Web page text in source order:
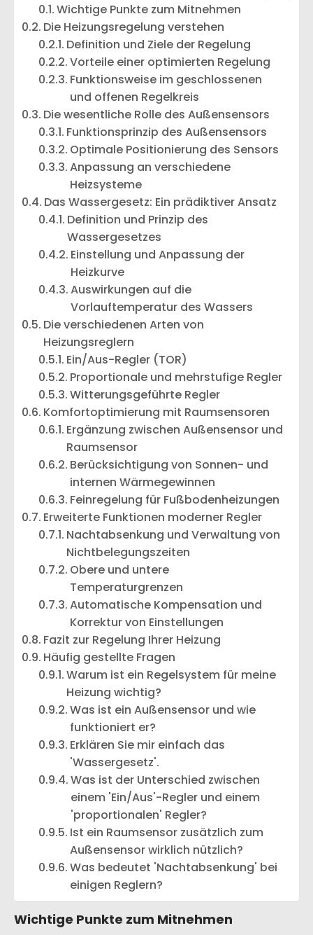
Wichtige Punkte zum Mitnehmen
Die Heizungsregelung verstehen
Definition und Ziele der Regelung
Vorteile einer optimierten Regelung
Funktionsweise im geschlossenen
und offenen Regelkreis
Die wesentliche Rolle des Außensensors
Funktionsprinzip des Außensensors
Optimale Positionierung des Sensors
Anpassung an verschiedene
Heizsysteme
Das Wassergesetz: Ein prädiktiver Ansatz
Definition und Prinzip des
Wassergesetzes
Einstellung und Anpassung der
Heizkurve
Auswirkungen auf die
Vorlauftemperatur des Wassers
Die verschiedenen Arten von
Heizungsreglern
Ein/Aus-Regler (TOR)
Proportionale und mehrstufige Regler
Witterungsgeführte Regler
Komfortoptimierung mit Raumsensoren
Ergänzung zwischen Außensensor und
Raumsensor
Berücksichtigung von Sonnen- und
internen Wärmegewinnen
Feinregelung für Fußbodenheizungen
Erweiterte Funktionen moderner Regler
Nachtabsenkung und Verwaltung von
Nichtbelegungszeiten
Obere und untere
Temperaturgrenzen
Automatische Kompensation und
Korrektur von Einstellungen
Fazit zur Regelung Ihrer Heizung
Häufig gestellte Fragen
Warum ist ein Regelsystem für meine
Heizung wichtig?
Was ist ein Außensensor und wie
funktioniert er?
Erklären Sie mir einfach das
'Wassergesetz'.
Was ist der Unterschied zwischen
einem 'Ein/Aus'-Regler und einem
'proportionalen' Regler?
Ist ein Raumsensor zusätzlich zum
Außensensor wirklich nützlich?
Was bedeutet 'Nachtabsenkung' bei
einigen Reglern?
Wichtige Punkte zum Mitnehmen